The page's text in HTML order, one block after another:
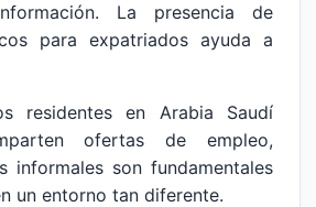
La presencia de
para expatriados ayuda a
residentes en Arabia Saudí
ofertas de empleo,
informales son fundamentales
un entorno tan diferente.